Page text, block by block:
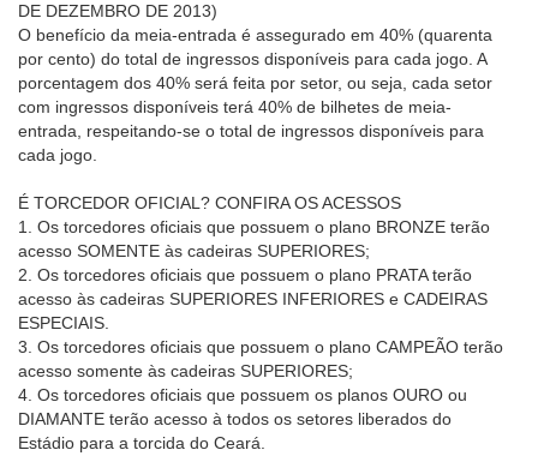
DE DEZEMBRO DE 2013)
O benefício da meia-entrada é assegurado em 40% (quarenta
por cento) do total de ingressos disponíveis para cada jogo. A
porcentagem dos 40% será feita por setor, ou seja, cada setor
com ingressos disponíveis terá 40% de bilhetes de meia-
entrada, respeitando-se o total de ingressos disponíveis para
cada jogo.
É TORCEDOR OFICIAL? CONFIRA OS ACESSOS
1. Os torcedores oficiais que possuem o plano BRONZE terão
acesso SOMENTE às cadeiras SUPERIORES;
2. Os torcedores oficiais que possuem o plano PRATA terão
acesso às cadeiras SUPERIORES INFERIORES e CADEIRAS
ESPECIAIS.
3. Os torcedores oficiais que possuem o plano CAMPEÃO terão
acesso somente às cadeiras SUPERIORES;
4. Os torcedores oficiais que possuem os planos OURO ou
DIAMANTE terão acesso à todos os setores liberados do
Estádio para a torcida do Ceará.